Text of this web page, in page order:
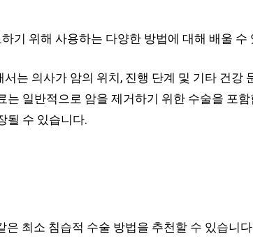
기 위해 사용하는 다양한 방법에 대해 배울 수
는 의사가 암의 위치, 진행 단계 및 기타 건강
는 일반적으로 암을 제거하기 위한 수술을 포
될 수 있습니다.
최소 침습적 수술 방법을 추천할 수 있습니